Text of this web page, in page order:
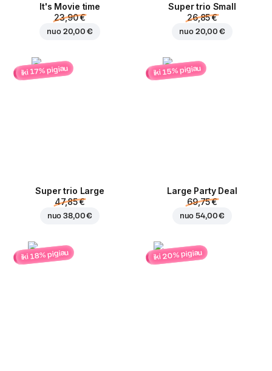
It's Movie time
23,90 €
nuo 20,00 €
Super trio Small
26,85 €
nuo 20,00 €
iki 17% pigiau
Super trio Large
47,85 €
nuo38,00 €
iki 15% pigiau
Large Party Deal
69,75 €
nuo54,00 €
iki 18% pigiau iki 20% pigiau